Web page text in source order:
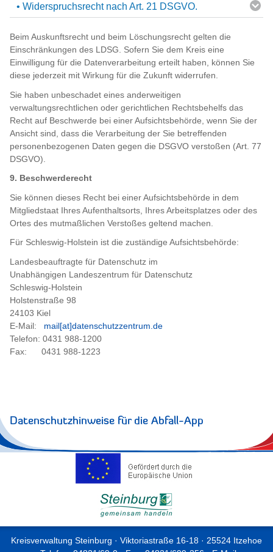
• Widerspruchsrecht nach Art. 21 DSGVO.
Beim Auskunftsrecht und beim Löschungsrecht gelten die
Einschränkungen des LDSG. Sofern Sie dem Kreis eine
Einwilligung für die Datenverarbeitung erteilt haben, können Sie
diese jederzeit mit Wirkung für die Zukunft widerrufen.
Sie haben unbeschadet eines anderweitigen
verwaltungsrechtlichen oder gerichtlichen Rechtsbehelfs das
Recht auf Beschwerde bei einer Aufsichtsbehörde, wenn Sie der
Ansicht sind, dass die Verarbeitung der Sie betreffenden
personenbezogenen Daten gegen die DSGVO verstoßen (Art. 77
DSGVO).
9. Beschwerderecht
Sie können dieses Recht bei einer Aufsichtsbehörde in dem
Mitgliedstaat Ihres Aufenthaltsorts, Ihres Arbeitsplatzes oder des
Ortes des mutmaßlichen Verstoßes geltend machen.
Für Schleswig-Holstein ist die zuständige Aufsichtsbehörde:
Landesbeauftragte für Datenschutz im
Unabhängigen Landeszentrum für Datenschutz
Schleswig-Holstein
Holstenstraße 98
24103 Kiel
E-Mail: mail[at]datenschutzzentrum.de
Telefon: 0431 988-1200
Fax: 0431 988-1223
Datenschutzhinweise für die Abfall-App
Kreisverwaltung Steinburg · Viktoriastraße 16-18 · 25524 Itzehoe